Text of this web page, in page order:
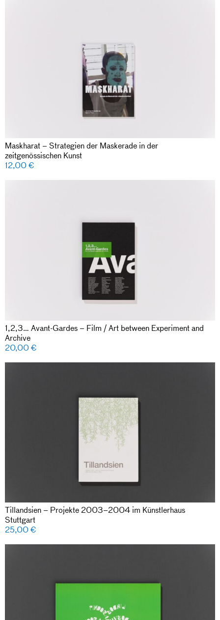
Maskharat – Strategien der Maskerade in der
zeitgenössischen Kunst
12,00€
1,2,3… Avant-Gardes – Film / Art between Experiment and
Archive
20,00€
Tillandsien – Projekte 2003–2004 im Künstlerhaus
Stuttgart
25,00€